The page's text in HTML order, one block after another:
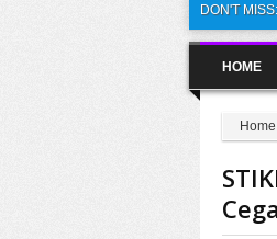
DON'T MISS:
HOME
Home